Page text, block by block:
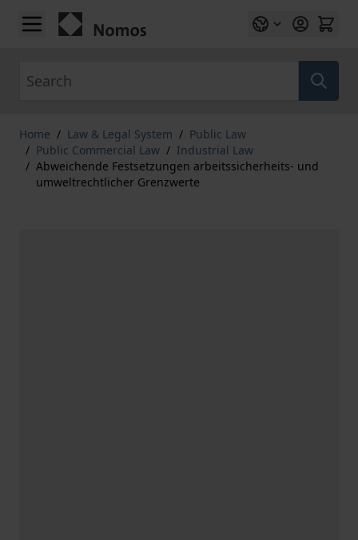
Skip to Content
Home / Law & Legal System / Public Law
/ Public Commercial Law / Industrial Law
/ Abweichende Festsetzungen arbeitssicherheits- und
umweltrechtlicher Grenzwerte